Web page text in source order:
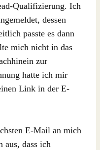
Qualifizierung. Ich
dessen
passte es dann
mich nicht in das
zur
hatte ich mir
Link in der E-
E-Mail an mich
aus, dass ich